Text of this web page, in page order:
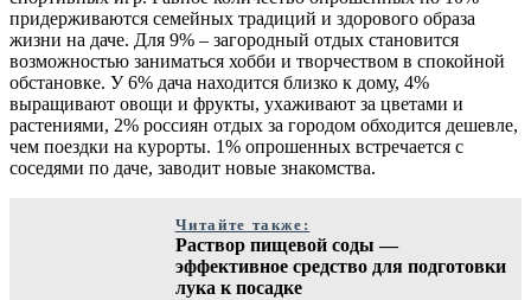
придерживаются семейных традиций и здорового образа
жизни на даче. Для 9% – загородный отдых становится
возможностью заниматься хобби и творчеством в спокойной
обстановке. У 6% дача находится близко к дому, 4%
выращивают овощи и фрукты, ухаживают за цветами и
растениями, 2% россиян отдых за городом обходится дешевле,
чем поездки на курорты. 1% опрошенных встречается с
соседями по даче, заводит новые знакомства.
Читайте также:
Раствор пищевой соды —
эффективное средство для подготовки
лука к посадке